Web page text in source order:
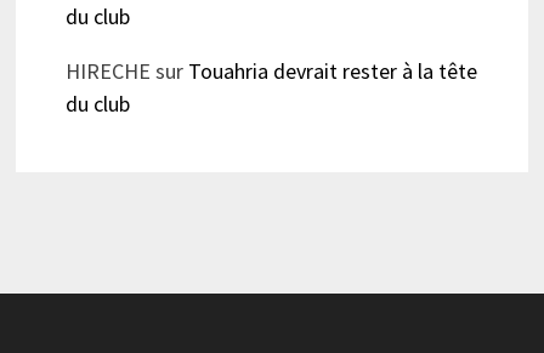
du club
HIRECHE sur Touahria devrait rester à la tête
du club